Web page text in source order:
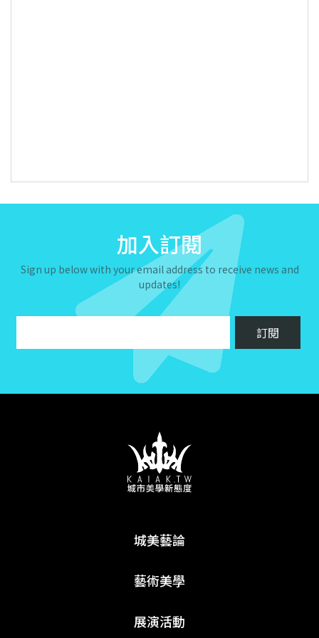
加入訂閱
Sign up below with your email address to receive news and
updates!
城美藝論
藝術美學
展演活動